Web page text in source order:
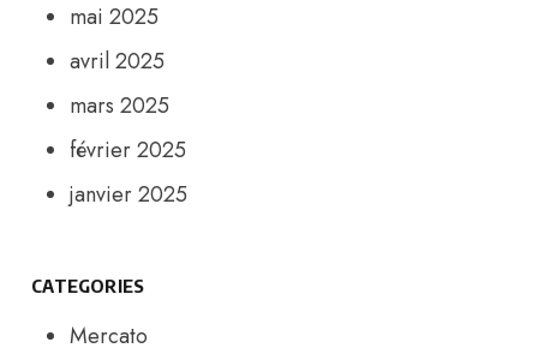
mai 2025
avril 2025
mars 2025
février 2025
janvier 2025
CATEGORIES
Mercato